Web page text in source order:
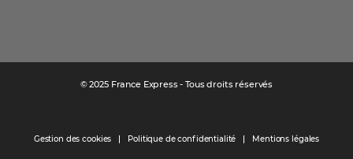
© 2025 France Express - Tous droits réservés
Gestion des cookies Politique de confidentialité Mentions légales